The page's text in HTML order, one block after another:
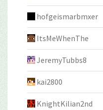
hofgeismarbmxer
ItsMeWhenThe
JeremyTubbs8
kai2800
KnightKilian2nd